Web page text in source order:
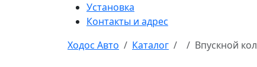
Установка
Контакты и адрес
Ходос Авто
Каталог Впускной